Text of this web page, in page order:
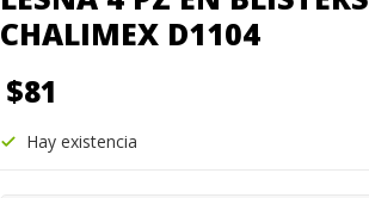
CHALIMEX D1104
$81
Hay existencia